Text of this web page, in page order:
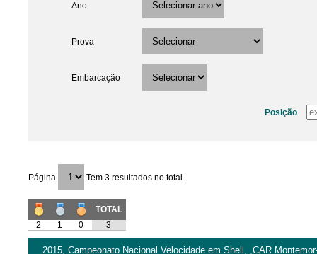
Ano
Prova
Embarcação
Posição
Página Tem 3 resultados no total
TOTAL
2
1 0 3
2015, Campeonato Nacional Velocidade em Shell, ,CAR